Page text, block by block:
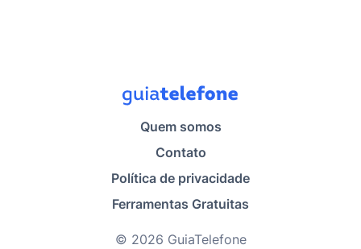
Quem somos
Contato
Política de privacidade
Ferramentas Gratuitas
© 2026 GuiaTelefone